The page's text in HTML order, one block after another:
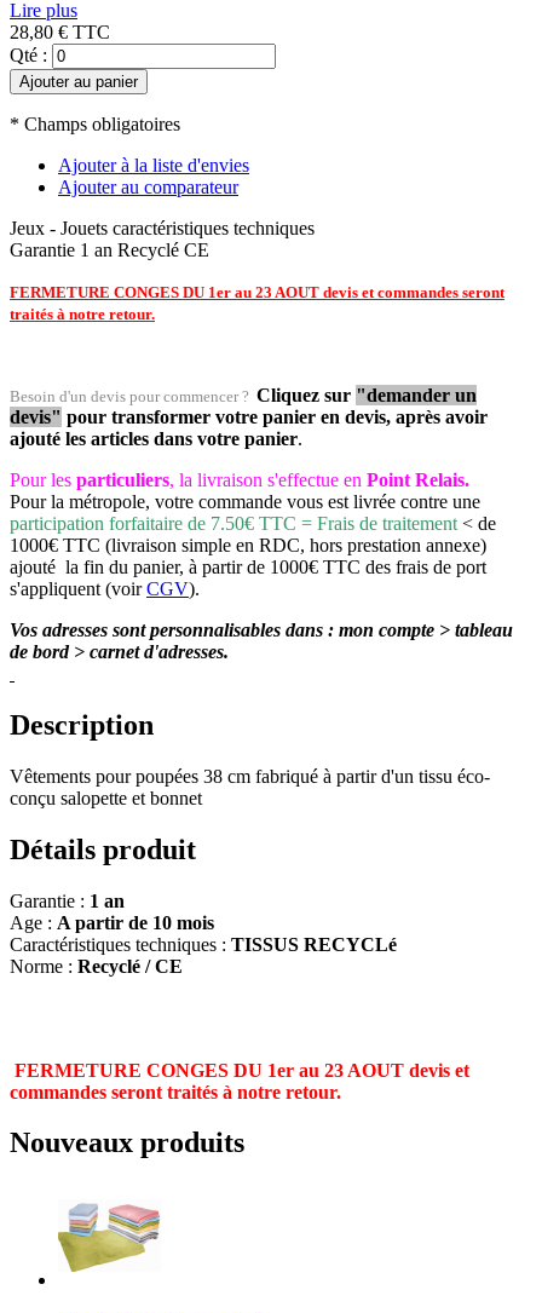
Lire plus
28,80 € TTC
Qté :
Ajouter au panier
* Champs obligatoires
Ajouter à la liste d'envies
Ajouter au comparateur
Jeux - Jouets caractéristiques techniques
Garantie 1 an Recyclé CE
FERMETURE CONGES DU 1er au 23 AOUT devis et commandes seront
traités à notre retour.
Besoin d'un devis pour commencer ? Cliquez sur "demander un
devis" pour transformer votre panier en devis, après avoir
ajouté les articles dans votre panier.
Pour les particuliers, la livraison s'effectue en Point Relais.
Pour la métropole, votre commande vous est livrée contre une
participation forfaitaire de 7.50€ TTC = Frais de traitement < de
1000€ TTC (livraison simple en RDC, hors prestation annexe)
ajouté la fin du panier, à partir de 1000€ TTC des frais de port
s'appliquent (voirCGV).
Vos adresses sont personnalisables dans : mon compte > tableau
de bord > carnet d'adresses.
Description
Vêtements pour poupées 38 cm fabriqué à partir d'un tissu éco-
conçu salopette et bonnet
Détails produit
Garantie : 1 an
Age : A partir de 10 mois
Caractéristiques techniques : TISSUS RECYCLé
Norme : Recyclé / CE
FERMETURE CONGES DU 1er au 23 AOUT devis et
commandes seront traités à notre retour.
Nouveaux produits